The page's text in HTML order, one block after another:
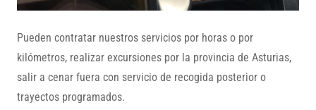
Pueden contratar nuestros servicios por horas o por
kilómetros, realizar excursiones por la provincia de Asturias,
salir a cenar fuera con servicio de recogida posterior o
trayectos programados.